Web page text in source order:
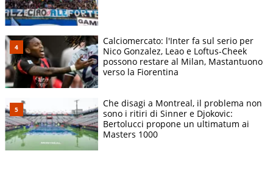
Calciomercato: l'Inter fa sul serio per
Nico Gonzalez, Leao e Loftus-Cheek
possono restare al Milan, Mastantuono
verso la Fiorentina
Che disagi a Montreal, il problema non
sono i ritiri di Sinner e Djokovic:
Bertolucci propone un ultimatum ai
Masters 1000